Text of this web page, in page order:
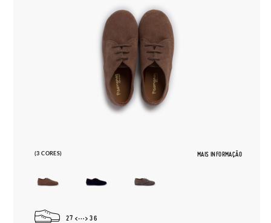
(3 CORES) MAIS INFORMAÇÃO
27 36